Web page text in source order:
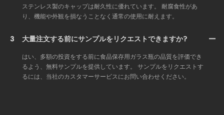
ステンレス製のキャップは耐久性に優れています。 耐腐食性があ
り、機能や外観を損なうことなく通常の使用に耐えます。
3 大量注文する前にサンプルをリクエストできますか?
はい、多額の投資をする前に食品保存用ガラス瓶の品質を評価でき
るよう、無料サンプルを提供しています。 サンプルをリクエストす
るには、当社のカスタマーサービスにお問い合わせください。